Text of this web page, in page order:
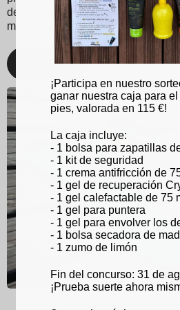
de caminata optimizada. ¡Con
mantente en la cima de tu juego,
Descubrir
¡Participa en nuestro
ganar nuestra caja para
pies, valorada en 115 €!
La caja incluye:
- 1 bolsa para zapatillas
- 1 kit de seguridad
- 1 crema antifricción de
- 1 gel de recuperación
- 1 gel calefactable de 75
- 1 gel para puntera
- 1 gel para envolver los
- 1 bolsa secadora de
- 1 zumo de limón
Fin del concurso: 31 de
¡Prueba suerte ahora